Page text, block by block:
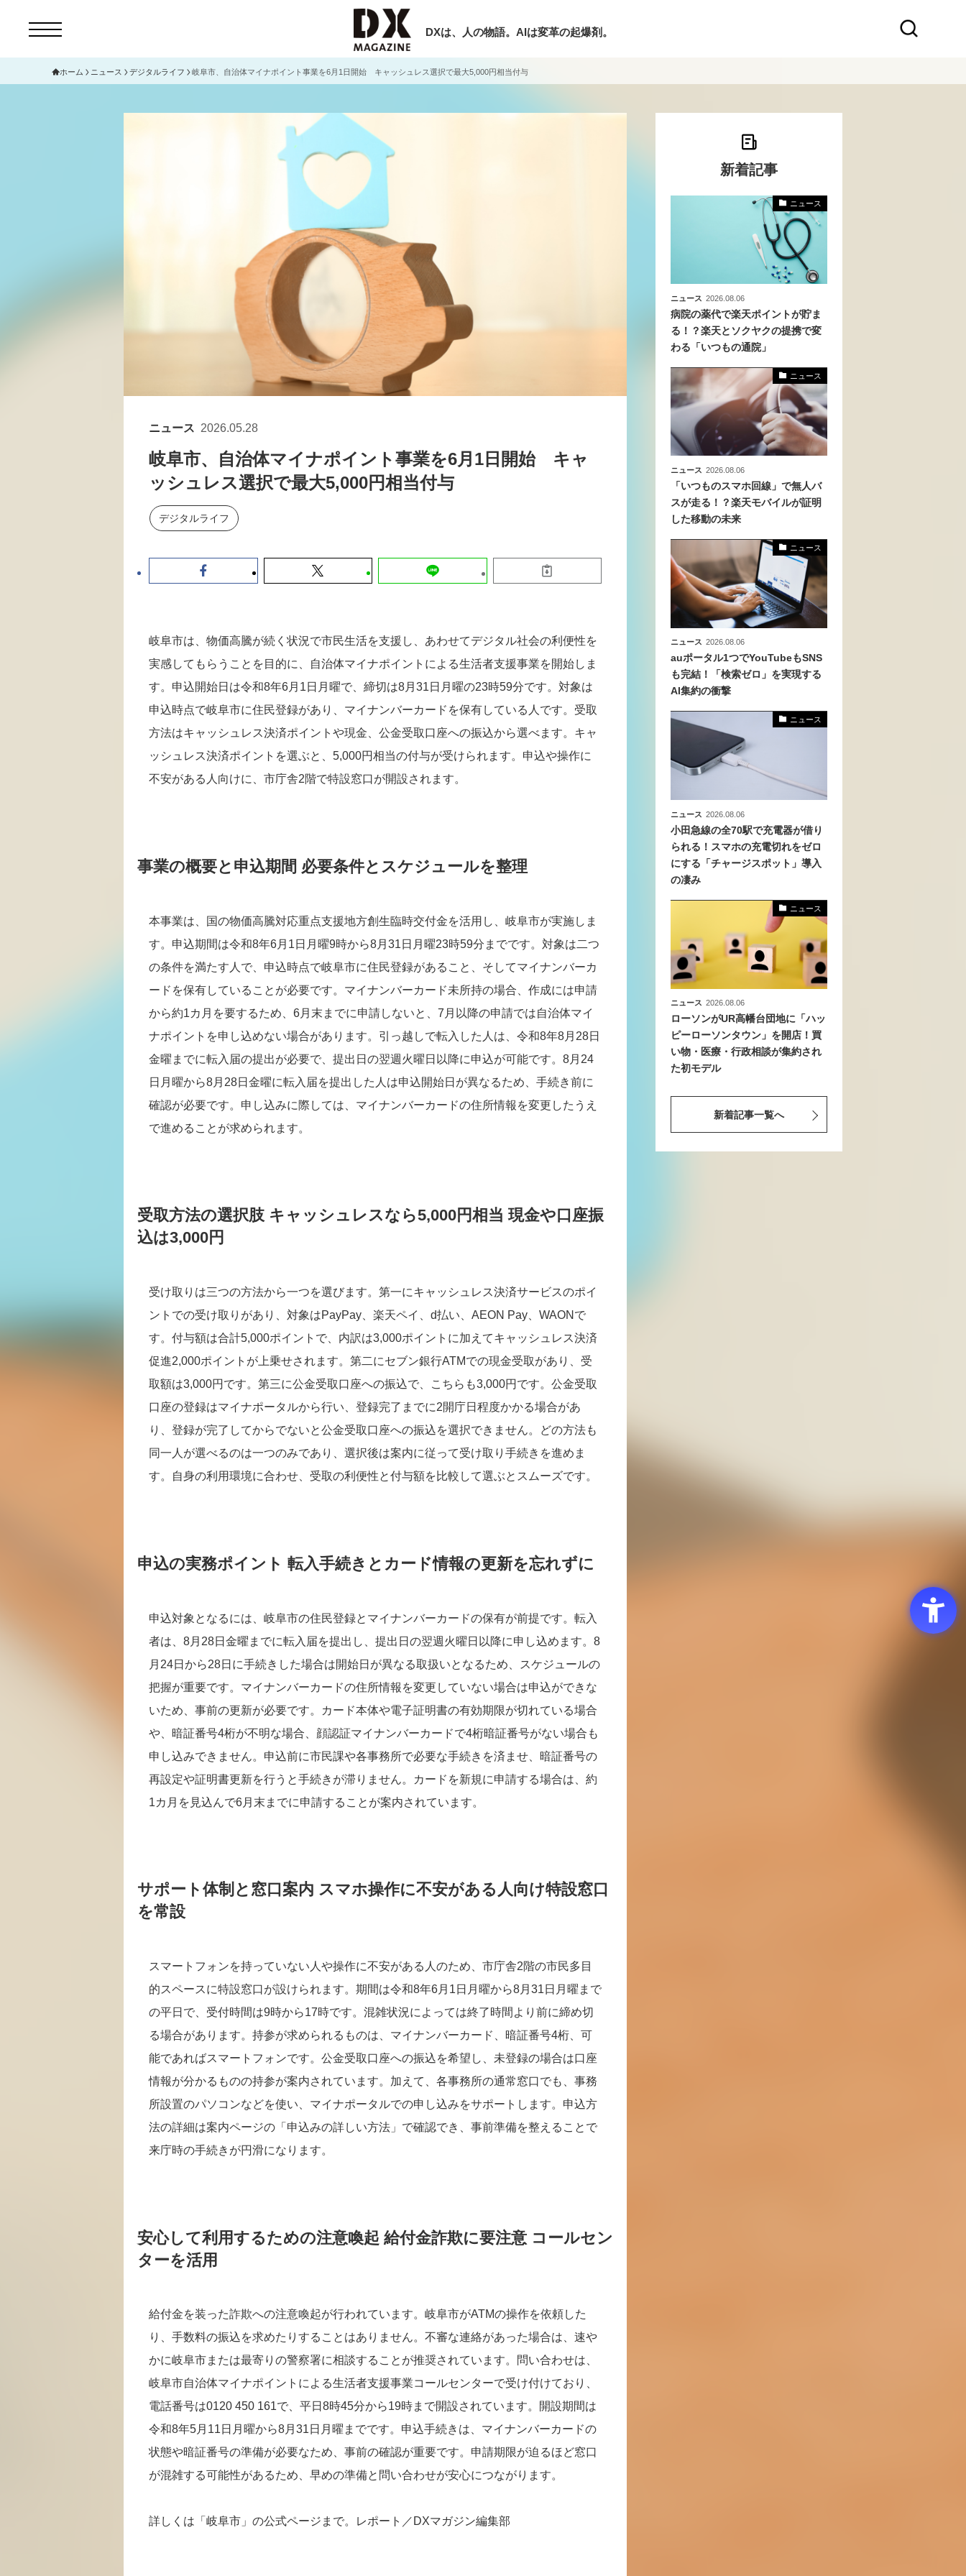
DXは、人の物語。AIは変革の起爆剤。
セミナー
サービスメニュー
お問い合わせ
個人情報保護法について
運営会社
セミナー
レーAX最新潮流から学ぶ〜
2026-08-03
セミナー
【8/12開催】「イノベーションを数値化
ホーム ニュース デジタルライフ 岐阜市、自治体マイナポイント事業を6月1日開始 キャッシュレス選択で最大5,000円相当付与
ニュース 2026.05.28
岐阜市、自治体マイナポイント事業を6月1日開始 キャ
ッシュレス選択で最大5,000円相当付与
デジタルライフ
岐阜市は、物価高騰が続く状況で市民生活を支援し、あわせてデジタル社会の利便性を
実感してもらうことを目的に、自治体マイナポイントによる生活者支援事業を開始しま
す。申込開始日は令和8年6月1日月曜で、締切は8月31日月曜の23時59分です。対象は
申込時点で岐阜市に住民登録があり、マイナンバーカードを保有している人です。受取
方法はキャッシュレス決済ポイントや現金、公金受取口座への振込から選べます。キャ
ッシュレス決済ポイントを選ぶと、5,000円相当の付与が受けられます。申込や操作に
不安がある人向けに、市庁舎2階で特設窓口が開設されます。
事業の概要と申込期間 必要条件とスケジュールを整理
本事業は、国の物価高騰対応重点支援地方創生臨時交付金を活用し、岐阜市が実施しま
す。申込期間は令和8年6月1日月曜9時から8月31日月曜23時59分までです。対象は二つ
の条件を満たす人で、申込時点で岐阜市に住民登録があること、そしてマイナンバーカ
ードを保有していることが必要です。マイナンバーカード未所持の場合、作成には申請
から約1カ月を要するため、6月末までに申請しないと、7月以降の申請では自治体マイ
ナポイントを申し込めない場合があります。引っ越しで転入した人は、令和8年8月28日
金曜までに転入届の提出が必要で、提出日の翌週火曜日以降に申込が可能です。8月24
日月曜から8月28日金曜に転入届を提出した人は申込開始日が異なるため、手続き前に
確認が必要です。申し込みに際しては、マイナンバーカードの住所情報を変更したうえ
で進めることが求められます。
受取方法の選択肢 キャッシュレスなら5,000円相当 現金や口座振
込は3,000円
受け取りは三つの方法から一つを選びます。第一にキャッシュレス決済サービスのポイ
ントでの受け取りがあり、対象はPayPay、楽天ペイ、d払い、AEON Pay、WAONで
す。付与額は合計5,000ポイントで、内訳は3,000ポイントに加えてキャッシュレス決済
促進2,000ポイントが上乗せされます。第二にセブン銀行ATMでの現金受取があり、受
取額は3,000円です。第三に公金受取口座への振込で、こちらも3,000円です。公金受取
口座の登録はマイナポータルから行い、登録完了までに2開庁日程度かかる場合があ
り、登録が完了してからでないと公金受取口座への振込を選択できません。どの方法も
同一人が選べるのは一つのみであり、選択後は案内に従って受け取り手続きを進めま
す。自身の利用環境に合わせ、受取の利便性と付与額を比較して選ぶとスムーズです。
申込の実務ポイント 転入手続きとカード情報の更新を忘れずに
申込対象となるには、岐阜市の住民登録とマイナンバーカードの保有が前提です。転入
者は、8月28日金曜までに転入届を提出し、提出日の翌週火曜日以降に申し込めます。8
月24日から28日に手続きした場合は開始日が異なる取扱いとなるため、スケジュールの
把握が重要です。マイナンバーカードの住所情報を変更していない場合は申込ができな
いため、事前の更新が必要です。カード本体や電子証明書の有効期限が切れている場合
や、暗証番号4桁が不明な場合、顔認証マイナンバーカードで4桁暗証番号がない場合も
申し込みできません。申込前に市民課や各事務所で必要な手続きを済ませ、暗証番号の
再設定や証明書更新を行うと手続きが滞りません。カードを新規に申請する場合は、約
1カ月を見込んで6月末までに申請することが案内されています。
サポート体制と窓口案内 スマホ操作に不安がある人向け特設窓口
を常設
スマートフォンを持っていない人や操作に不安がある人のため、市庁舎2階の市民多目
的スペースに特設窓口が設けられます。期間は令和8年6月1日月曜から8月31日月曜まで
の平日で、受付時間は9時から17時です。混雑状況によっては終了時間より前に締め切
る場合があります。持参が求められるものは、マイナンバーカード、暗証番号4桁、可
能であればスマートフォンです。公金受取口座への振込を希望し、未登録の場合は口座
情報が分かるものの持参が案内されています。加えて、各事務所の通常窓口でも、事務
所設置のパソコンなどを使い、マイナポータルでの申し込みをサポートします。申込方
法の詳細は案内ページの「申込みの詳しい方法」で確認でき、事前準備を整えることで
来庁時の手続きが円滑になります。
安心して利用するための注意喚起 給付金詐欺に要注意 コールセン
ターを活用
給付金を装った詐欺への注意喚起が行われています。岐阜市がATMの操作を依頼した
り、手数料の振込を求めたりすることはありません。不審な連絡があった場合は、速や
かに岐阜市または最寄りの警察署に相談することが推奨されています。問い合わせは、
岐阜市自治体マイナポイントによる生活者支援事業コールセンターで受け付けており、
電話番号は0120 450 161で、平日8時45分から19時まで開設されています。開設期間は
令和8年5月11日月曜から8月31日月曜までです。申込手続きは、マイナンバーカードの
状態や暗証番号の準備が必要なため、事前の確認が重要です。申請期限が迫るほど窓口
が混雑する可能性があるため、早めの準備と問い合わせが安心につながります。
詳しくは「岐阜市」の公式ページまで。レポート／DXマガジン編集部
新着記事
ニュース
ニュース 2026.08.06
病院の薬代で楽天ポイントが貯ま
る！？楽天とソクヤクの提携で変
わる「いつもの通院」
ニュース
ニュース 2026.08.06
「いつものスマホ回線」で無人バ
スが走る！？楽天モバイルが証明
した移動の未来
ニュース
ニュース 2026.08.06
auポータル1つでYouTubeもSNS
も完結！「検索ゼロ」を実現する
AI集約の衝撃
ニュース
ニュース 2026.08.06
小田急線の全70駅で充電器が借り
られる！スマホの充電切れをゼロ
にする「チャージスポット」導入
の凄み
ニュース
ニュース 2026.08.06
ローソンがUR高幡台団地に「ハッ
ピーローソンタウン」を開店！買
い物・医療・行政相談が集約され
た初モデル
新着記事一覧へ